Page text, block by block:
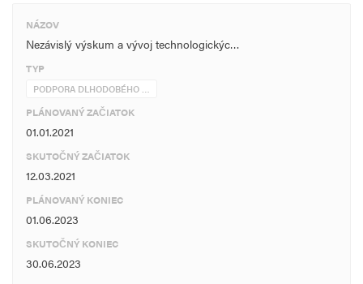
NÁZOV
Nezávislý výskum a vývoj technologickýc…
TYP
PODPORA DLHODOBÉHO …
PLÁNOVANÝ ZAČIATOK
01.01.2021
SKUTOČNÝ ZAČIATOK
12.03.2021
PLÁNOVANÝ KONIEC
01.06.2023
SKUTOČNÝ KONIEC
30.06.2023